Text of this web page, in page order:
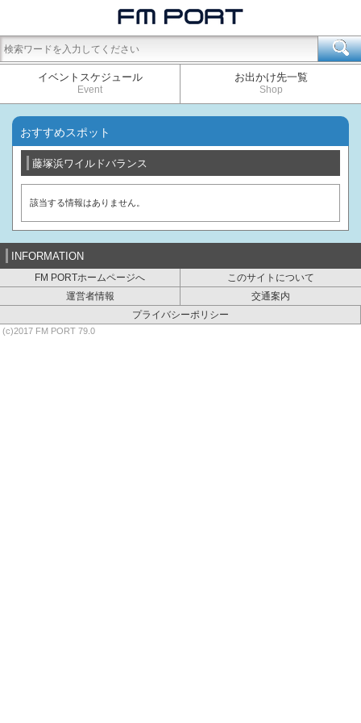
イベントスケジュール
Event
お出かけ先一覧
Shop
おすすめスポット
藤塚浜ワイルドバランス
該当する情報はありません。
INFORMATION
FM PORTホームページへ
このサイトについて
運営者情報
交通案内
プライバシーポリシー
(c)2017 FM PORT 79.0